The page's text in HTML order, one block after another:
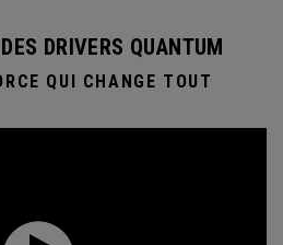
DRIVERS QUANTUM
QUI CHANGE TOUT